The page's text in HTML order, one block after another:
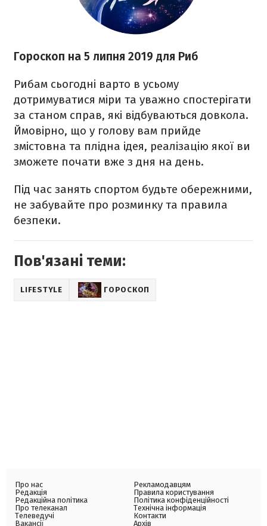
Гороскоп на 5 липня 2019 для Риб
Рибам сьогодні варто в усьому
дотримуватися міри та уважно спостерігати
за станом справ, які відбуваються довкола.
Ймовірно, що у голову вам прийде
змістовна та плідна ідея, реалізацію якої ви
зможете почати вже з дня на день.
Під час занять спортом будьте обережними,
не забувайте про розминку та правила
безпеки.
Пов'язані теми:
LIFESTYLE ГОРОСКОП
Про нас
Редакція
Редакційна політика
Про телеканал
Телеведучі
Вакансії
Рекламодавцям
Правила користування
Політика конфіденційності
Технічна інформація
Контакти
Архів